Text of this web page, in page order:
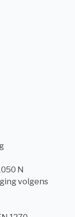
N
volgens